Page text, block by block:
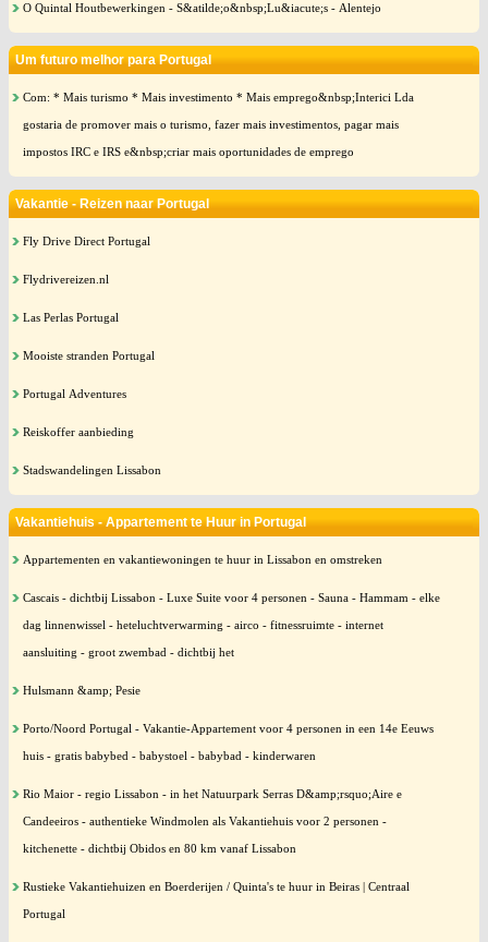
O Quintal Houtbewerkingen - S&atilde;o&nbsp;Lu&iacute;s - Alentejo
Um futuro melhor para Portugal
Com: * Mais turismo * Mais investimento * Mais emprego&nbsp;Interici Lda
gostaria de promover mais o turismo, fazer mais investimentos, pagar mais
impostos IRC e IRS e&nbsp;criar mais oportunidades de emprego
Vakantie - Reizen naar Portugal
Fly Drive Direct Portugal
Flydrivereizen.nl
Las Perlas Portugal
Mooiste stranden Portugal
Portugal Adventures
Reiskoffer aanbieding
Stadswandelingen Lissabon
Vakantiehuis - Appartement te Huur in Portugal
Appartementen en vakantiewoningen te huur in Lissabon en omstreken
Cascais - dichtbij Lissabon - Luxe Suite voor 4 personen - Sauna - Hammam - elke
dag linnenwissel - heteluchtverwarming - airco - fitnessruimte - internet
aansluiting - groot zwembad - dichtbij het
Hulsmann &amp; Pesie
Porto/Noord Portugal - Vakantie-Appartement voor 4 personen in een 14e Eeuws
huis - gratis babybed - babystoel - babybad - kinderwaren
Rio Maior - regio Lissabon - in het Natuurpark Serras D&amp;rsquo;Aire e
Candeeiros - authentieke Windmolen als Vakantiehuis voor 2 personen -
kitchenette - dichtbij Obidos en 80 km vanaf Lissabon
Rustieke Vakantiehuizen en Boerderijen / Quinta's te huur in Beiras | Centraal
Portugal